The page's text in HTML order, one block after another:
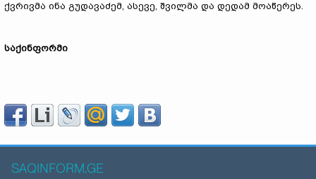
ქვრივმა ინა გუდავაძემ, ასევე, შვილმა და დედამ მოაწერეს.
საქინფორმი
SAQINFORM.GE